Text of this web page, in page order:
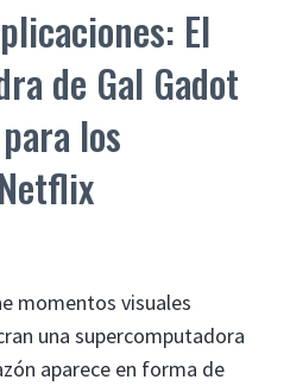
El
de Gal Gadot
los
momentos visuales
una supercomputadora
aparece en forma de